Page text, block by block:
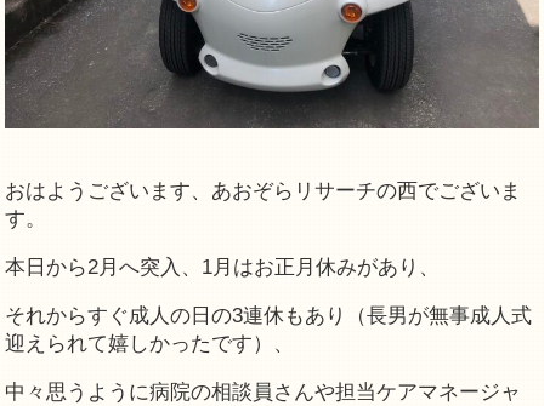
おはようございます、あおぞらリサーチの西でございま
す。
本日から2月へ突入、1月はお正月休みがあり、
それからすぐ成人の日の3連休もあり（長男が無事成人式
迎えられて嬉しかったです）、
中々思うように病院の相談員さんや担当ケアマネージャ